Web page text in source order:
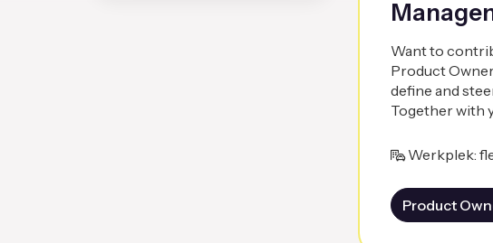
Want to
Product
define and
Together with
Werkplek:
Product